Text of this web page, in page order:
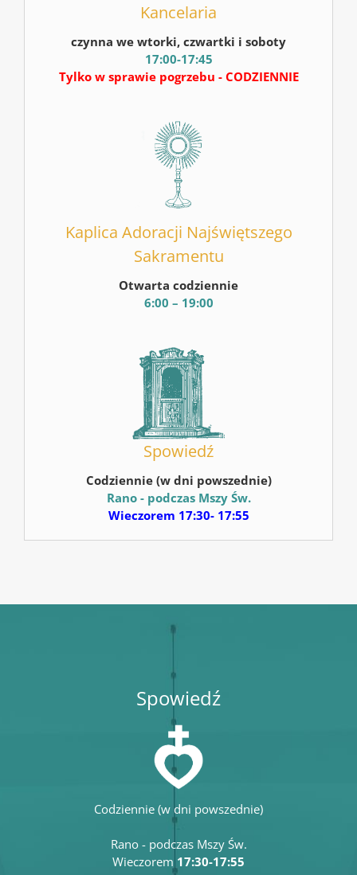
Kancelaria
czynna we wtorki, czwartki i soboty
17:00-17:45
Tylko w sprawie pogrzebu - CODZIENNIE
Kaplica Adoracji Najświętszego
Sakramentu
Otwarta codziennie
6:00 – 19:00
Spowiedź
Codziennie (w dni powszednie)
Rano - podczas Mszy Św.
Wieczorem 17:30- 17:55
Spowiedź
Codziennie (w dni powszednie)
Rano - podczas Mszy Św.
Wieczorem 17:30-17:55